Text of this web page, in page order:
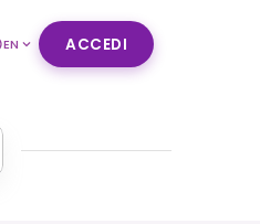
EN ACCEDI